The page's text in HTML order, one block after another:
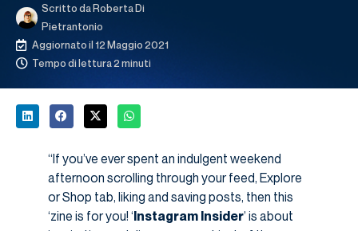
Scritto daRoberta Di
Pietrantonio
Aggiornato il 12 Maggio 2021
Tempo di lettura 2 minuti
“If you’ve ever spent an indulgent weekend
afternoon scrolling through your feed, Explore
or Shop tab, liking and saving posts, then this
‘zine is for you! ‘Instagram Insider’ is about